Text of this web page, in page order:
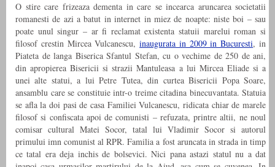
O stire care frizeaza dementa in care se incearca aruncarea societatii
romanesti de azi a batut in internet in miez de noapte: niste boi – sau
poate unul singur – ar fi reclamat existenta statuii marelui roman si
filosof crestin Mircea Vulcanescu,inaugurata in 2009 in Bucuresti, in
Piateta de langa Biserica Sfantul Stefan, cu o vechime de 250 de ani,
din apropierea Bisericii si strazii Mantuleasa a lui Mircea Eliade si a
unei alte statui, a lui Petre Tutea, din curtea Bisericii Popa Soare,
ansamblu care se constituie intr-o treime citadina binecuvantata. Statuia
se afla la doi pasi de casa Familiei Vulcanescu, ridicata chiar de marele
filosof si confiscata apoi de comunisti – refuzata, printre altii, ne noul
comisar cultural Matei Socor, tatal lui Vladimir Socor si autorul
primului imn comunist al RPR. Familia a fost aruncata in strada in timp
ce tatal era deja inchis de bolsevici. Nici pana astazi statul nu a dat